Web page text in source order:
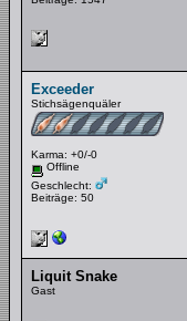
Exceeder
Stichsägenquäler
Karma: +0/-0
Offline
Geschlecht:
Beiträge: 50
Liquit Snake
Gast